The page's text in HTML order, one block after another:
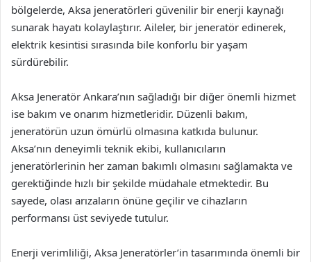
bölgelerde, Aksa jeneratörleri güvenilir bir enerji kaynağı
sunarak hayatı kolaylaştırır. Aileler, bir jeneratör edinerek,
elektrik kesintisi sırasında bile konforlu bir yaşam
sürdürebilir.
Aksa Jeneratör Ankara’nın sağladığı bir diğer önemli hizmet
ise bakım ve onarım hizmetleridir. Düzenli bakım,
jeneratörün uzun ömürlü olmasına katkıda bulunur.
Aksa’nın deneyimli teknik ekibi, kullanıcıların
jeneratörlerinin her zaman bakımlı olmasını sağlamakta ve
gerektiğinde hızlı bir şekilde müdahale etmektedir. Bu
sayede, olası arızaların önüne geçilir ve cihazların
performansı üst seviyede tutulur.
Enerji verimliliği, Aksa Jeneratörler’in tasarımında önemli bir